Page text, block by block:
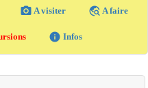
photo_camera A visiter travel_explore A faire
info Infos